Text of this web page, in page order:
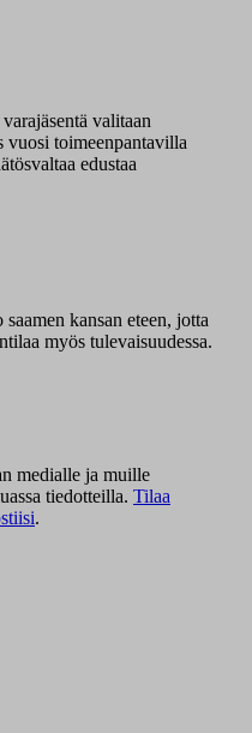
valitaan
vuosi toimeenpantavilla
edustaa
kansan eteen, jotta
myös tulevaisuudessa.
medialle ja muille
tiedotteilla. Tilaa
.